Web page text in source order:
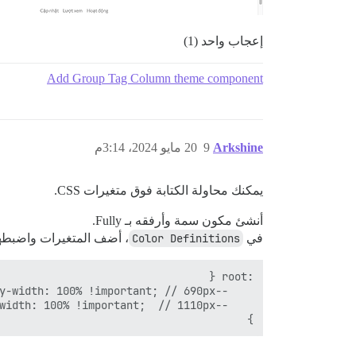
إعجاب واحد (1)
Add Group Tag Column theme component
Arkshine 20 مايو 2024، 3:14م 9
يمكنك محاولة الكتابة فوق متغيرات CSS.
أنشئ مكون سمة وأرفقه بـ Fully.
في Color Definitions ، أضف المتغيرات
}